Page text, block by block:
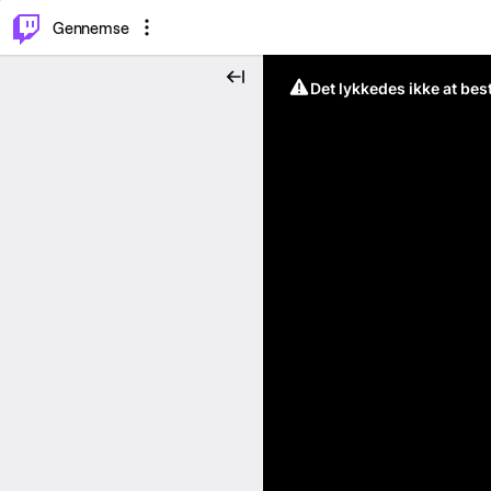
Gennemse
Det lykkedes ikke at